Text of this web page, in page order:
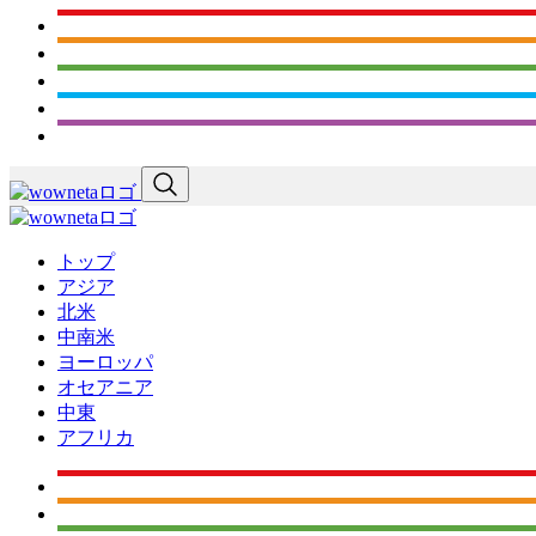
トップ
アジア
北米
中南米
ヨーロッパ
オセアニア
中東
アフリカ